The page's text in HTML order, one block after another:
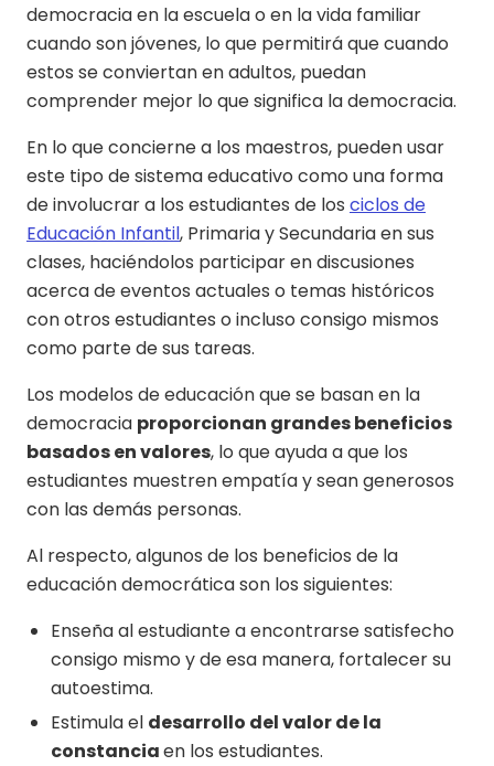
democracia en la escuela o en la vida familiar
cuando son jóvenes, lo que permitirá que cuando
estos se conviertan en adultos, puedan
comprender mejor lo que significa la democracia.
En lo que concierne a los maestros, pueden usar
este tipo de sistema educativo como una forma
de involucrar a los estudiantes de los ciclos de
Educación Infantil, Primaria y Secundaria en sus
clases, haciéndolos participar en discusiones
acerca de eventos actuales o temas históricos
con otros estudiantes o incluso consigo mismos
como parte de sus tareas.
Los modelos de educación que se basan en la
democracia proporcionan grandes beneficios
basados en valores, lo que ayuda a que los
estudiantes muestren empatía y sean generosos
con las demás personas.
Al respecto, algunos de los beneficios de la
educación democrática son los siguientes:
Enseña al estudiante a encontrarse satisfecho
consigo mismo y de esa manera, fortalecer su
autoestima.
Estimula el desarrollo del valor de la
constanciaen los estudiantes.